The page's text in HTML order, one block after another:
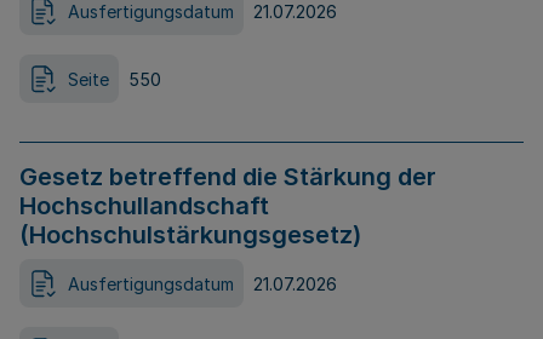
Ausfertigungsdatum 21.07.2026
Seite 550
Gesetz betreffend die Stärkung der
Hochschullandschaft
(Hochschulstärkungsgesetz)
Ausfertigungsdatum 21.07.2026